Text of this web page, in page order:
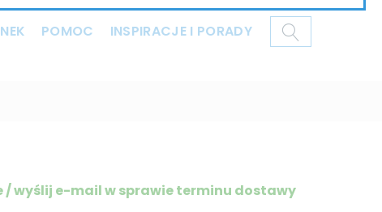
POMOC INSPIRACJE I PORADY
wyślij e-mail w sprawie terminu dostawy